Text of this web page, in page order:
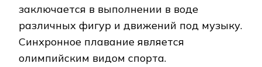
заключается в выполнении в воде
различных фигур и движений под музыку.
Синхронное плавание является
олимпийским видом спорта.